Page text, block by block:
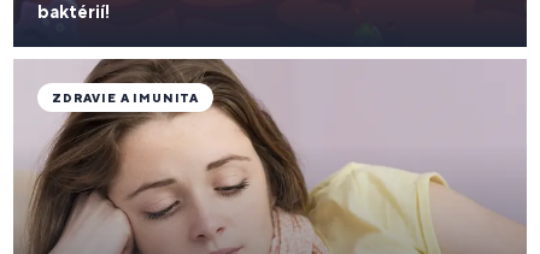
baktérií!
ZDRAVIE A IMUNITA